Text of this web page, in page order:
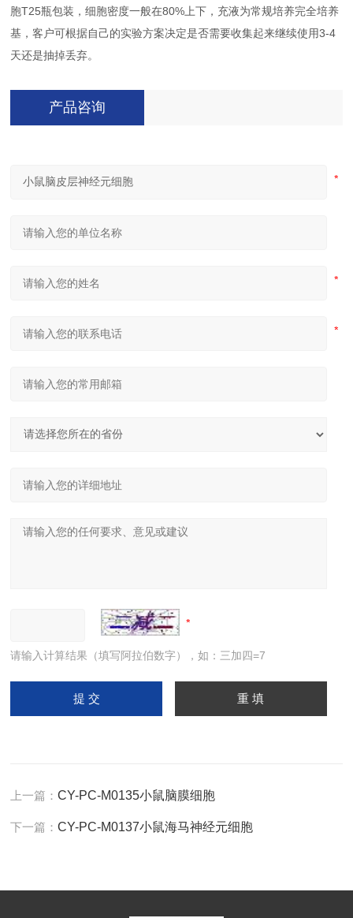
胞T25瓶包装，细胞密度一般在80%上下，充液为常规培养完全培养
基，客户可根据自己的实验方案决定是否需要收集起来继续使用3-4
天还是抽掉丢弃。
产品咨询
请输入计算结果（填写阿拉伯数字），如：三加四=7
上一篇：CY-PC-M0135小鼠脑膜细胞
下一篇：CY-PC-M0137小鼠海马神经元细胞